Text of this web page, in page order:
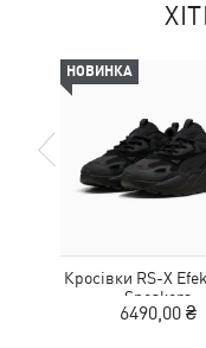
НОВИНКА
Кросівки RS-X
Sneakers
6490,00 ₴